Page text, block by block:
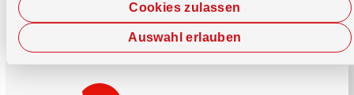
Cookies zulassen
Auswahl erlauben